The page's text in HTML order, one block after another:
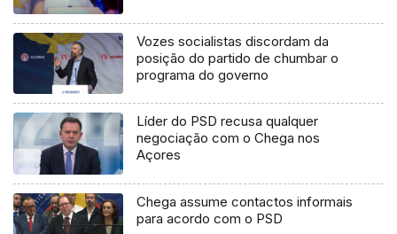
Vozes socialistas discordam da
posição do partido de chumbar o
programa do governo
Líder do PSD recusa qualquer
negociação com o Chega nos
Açores
Chega assume contactos informais
para acordo com o PSD